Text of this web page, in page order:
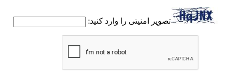
تصویر امنیتی را وارد کنید: